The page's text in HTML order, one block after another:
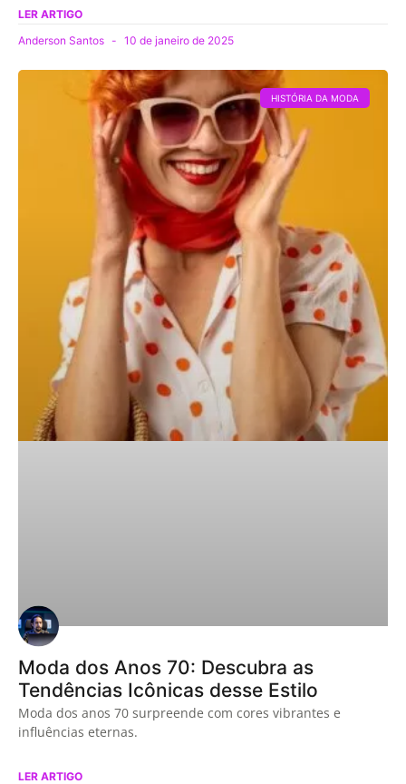
LER ARTIGO
Anderson Santos
10 de janeiro de 2025
HISTÓRIA DA MODA
Moda dos Anos 70: Descubra as
Tendências Icônicas desse Estilo
Moda dos anos 70 surpreende com cores vibrantes e
influências eternas.
LER ARTIGO